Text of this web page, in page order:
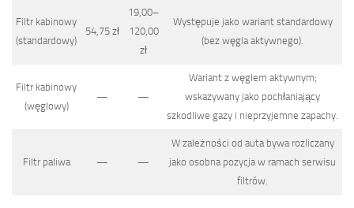
Filtr kabinowy
(standardowy)
54,75 zł
19,00–
120,00
zł
Występuje jako wariant standardowy
(bez węgla aktywnego).
Filtr kabinowy
(węglowy)
— —
Wariant z węglem aktywnym;
wskazywany jako pochłaniający
szkodliwe gazy i nieprzyjemne zapachy.
Filtr paliwa — —
W zależności od auta bywa rozliczany
jako osobna pozycja w ramach serwisu
filtrów.